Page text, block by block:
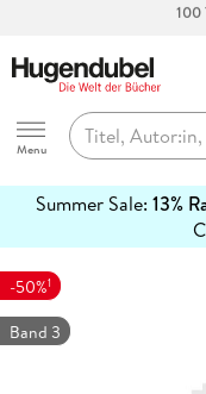
Hugendubel
Menu
Summer Sale: 13%
erfahren
-50%1
Band 3